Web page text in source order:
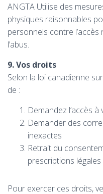
ANGTA Utilise des
physiques raisonnables
personnels contre
l’abus.
9. Vos droits
Selon la loi canadienne
de :
Demandez l’accès
Demander des
inexactes
Retrait du
prescriptions
Pour exercer ces droits,